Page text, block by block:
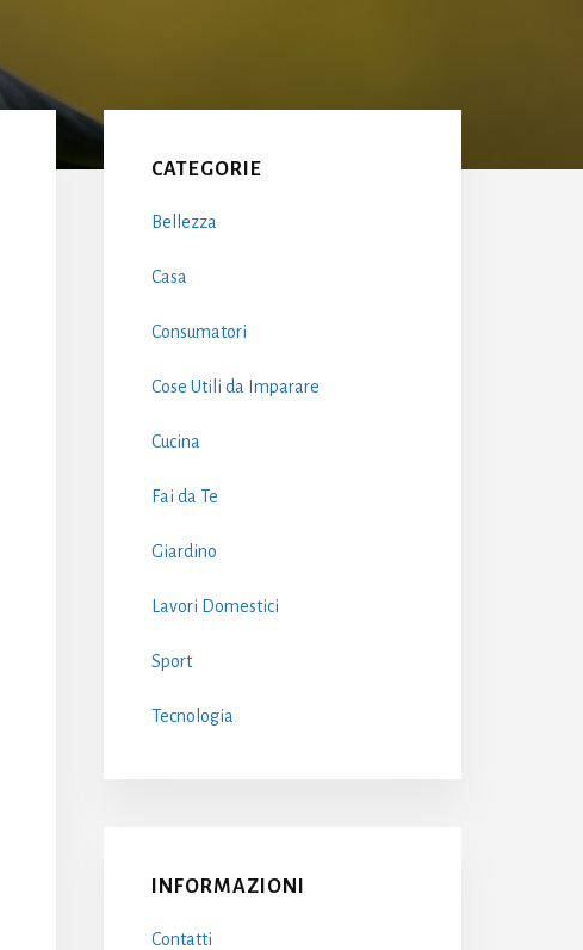
Primary
Sidebar
CATEGORIE
Bellezza
Casa
Consumatori
Cose Utili da Imparare
Cucina
Fai da Te
Giardino
Lavori Domestici
Sport
Tecnologia
INFORMAZIONI
Contatti